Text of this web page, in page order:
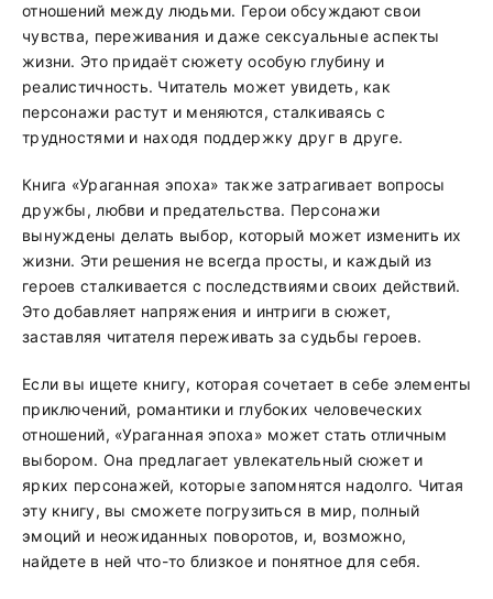
отношений между людьми. Герои обсуждают свои
чувства, переживания и даже сексуальные аспекты
жизни. Это придаёт сюжету особую глубину и
реалистичность. Читатель может увидеть, как
персонажи растут и меняются, сталкиваясь с
трудностями и находя поддержку друг в друге.
Книга «Ураганная эпоха» также затрагивает вопросы
дружбы, любви и предательства. Персонажи
вынуждены делать выбор, который может изменить их
жизни. Эти решения не всегда просты, и каждый из
героев сталкивается с последствиями своих действий.
Это добавляет напряжения и интриги в сюжет,
заставляя читателя переживать за судьбы героев.
Если вы ищете книгу, которая сочетает в себе элементы
приключений, романтики и глубоких человеческих
отношений, «Ураганная эпоха» может стать отличным
выбором. Она предлагает увлекательный сюжет и
ярких персонажей, которые запомнятся надолго. Читая
эту книгу, вы сможете погрузиться в мир, полный
эмоций и неожиданных поворотов, и, возможно,
найдете в ней что-то близкое и понятное для себя.